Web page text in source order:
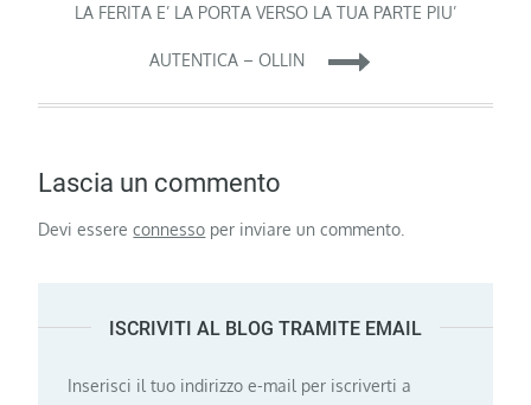
LA FERITA E’ LA PORTA VERSO LA TUA PARTE PIU’
AUTENTICA – OLLIN
Lascia un commento
Devi essereconnesso per inviare un commento.
ISCRIVITI AL BLOG TRAMITE EMAIL
Inserisci il tuo indirizzo e-mail per iscriverti a